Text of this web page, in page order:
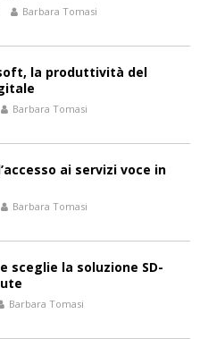
Barbara Tomasi
la produttività del
Barbara Tomasi
ai servizi voce in
Barbara Tomasi
sceglie la soluzione SD-
Barbara Tomasi